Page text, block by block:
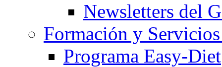
Newsletters del
Formación y
Programa Easy-Diet